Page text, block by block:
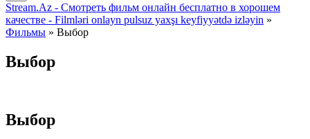
Stream.Az - Смотреть фильм онлайн бесплатно в хорошем
качестве - Filmləri onlayn pulsuz yaxşı keyfiyyətdə izləyin »
Фильмы » Выбор
Выбор
Выбор